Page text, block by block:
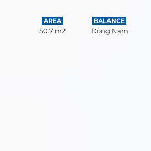
AREA
50.7 m2
BALANCE
Đông Nam